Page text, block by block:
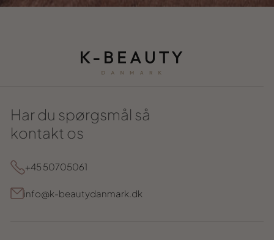
Har du spørgsmål så
kontakt os
+45 50705061
info@k-beautydanmark.dk